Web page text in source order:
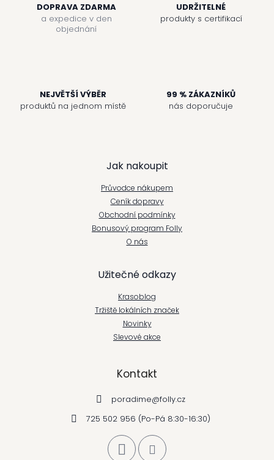
DOPRAVA ZDARMA
a expedice v den
objednání
UDRŽITELNÉ
produkty s certifikací
NEJVĚTŠÍ VÝBĚR
produktů na jednom místě
99 % ZÁKAZNÍKŮ
nás doporučuje
Jak nakoupit
Průvodce nákupem
Ceník dopravy
Obchodní podmínky
Bonusový program Folly
O nás
Užitečné odkazy
Krasoblog
Tržiště lokálních značek
Novinky
Slevové akce
Kontakt
poradime@folly.cz
725 502 956 (Po-Pá 8:30-16:30)